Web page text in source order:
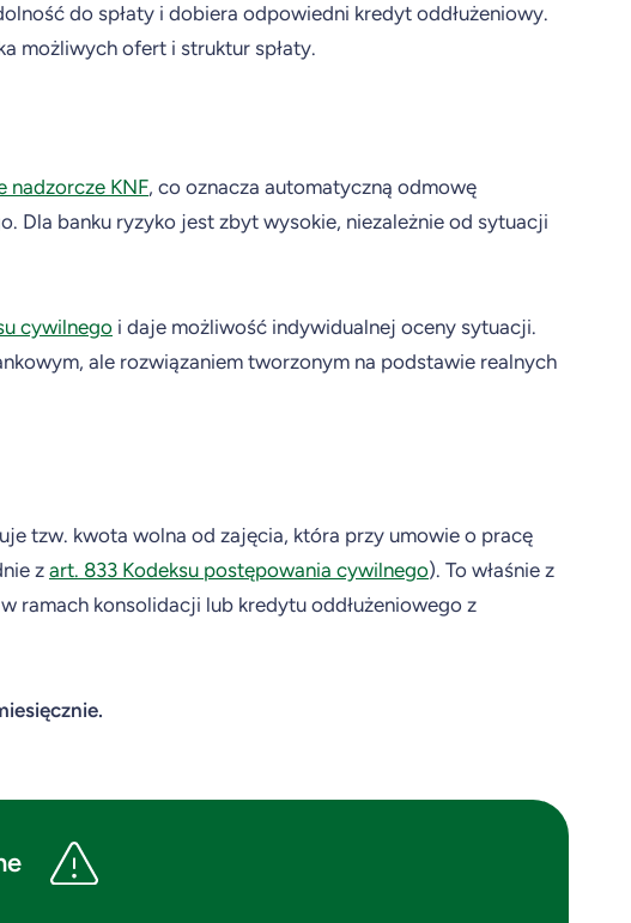
do spłaty i dobiera odpowiedni kredyt oddłużeniowy.
możliwych ofert i struktur spłaty.
nadzorcze KNF, co oznacza automatyczną odmowę
Dla banku ryzyko jest zbyt wysokie, niezależnie od sytuacji
cywilnego i daje możliwość indywidualnej oceny sytuacji.
ale rozwiązaniem tworzonym na podstawie realnych
tzw. kwota wolna od zajęcia, która przy umowie o pracę
z art. 833 Kodeksu postępowania cywilnego). To właśnie z
ramach konsolidacji lub kredytu oddłużeniowego z